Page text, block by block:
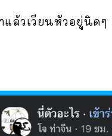
วเวียนหัวอยู่นิดๆ